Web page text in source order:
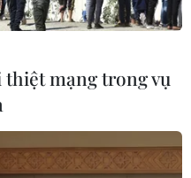
thiệt mạng trong vụ